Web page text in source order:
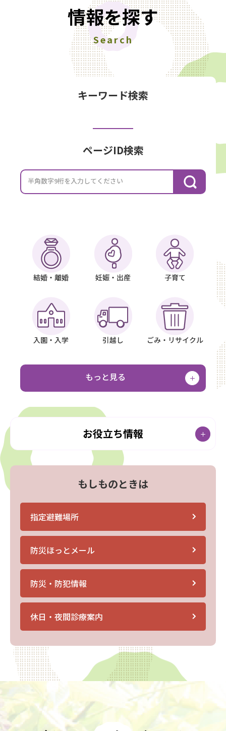
情報を探す
Search
キーワード検索
ページID検索
半角数字9桁を入力してください
結婚・離婚 妊娠・出産 子育て
入園・入学 引越し ごみ・リサイクル
もっと見る
お役立ち情報
もしものときは
指定避難場所
防災ほっとメール
防災・防犯情報
休日・夜間診療案内